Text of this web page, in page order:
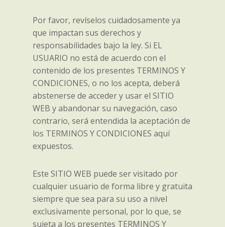
Por favor, revíselos cuidadosamente ya
que impactan sus derechos y
responsabilidades bajo la ley. Si EL
USUARIO no está de acuerdo con el
contenido de los presentes TERMINOS Y
CONDICIONES, o no los acepta, deberá
abstenerse de acceder y usar el SITIO
WEB y abandonar su navegación, caso
contrario, será entendida la aceptación de
los TERMINOS Y CONDICIONES aquí
expuestos.
Este SITIO WEB puede ser visitado por
cualquier usuario de forma libre y gratuita
siempre que sea para su uso a nivel
exclusivamente personal, por lo que, se
sujeta a los presentes TERMINOS Y